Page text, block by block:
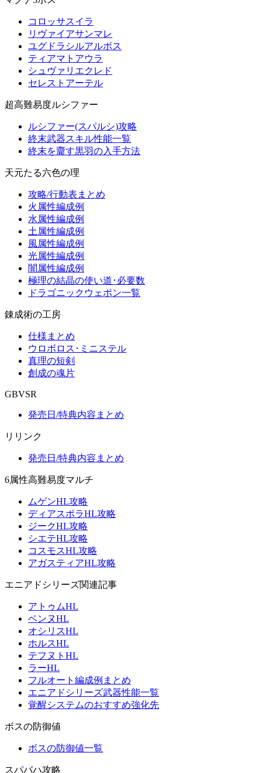
コロッサスイラ
リヴァイアサンマレ
ユグドラシルアルボス
ティアマトアウラ
シュヴァリエクレド
セレストアーテル
超高難易度ルシファー
ルシファー(スパルシ)攻略
終末武器スキル性能一覧
終末を齎す黒羽の入手方法
天元たる六色の理
攻略/行動表まとめ
火属性編成例
水属性編成例
土属性編成例
風属性編成例
光属性編成例
闇属性編成例
極理の結晶の使い道･必要数
ドラゴニックウェポン一覧
錬成術の工房
仕様まとめ
ウロボロス･ミニステル
真理の短剣
創成の魂片
GBVSR
発売日/特典内容まとめ
リリンク
発売日/特典内容まとめ
6属性高難易度マルチ
ムゲンHL攻略
ディアスポラHL攻略
ジークHL攻略
シエテHL攻略
コスモスHL攻略
アガスティアHL攻略
エニアドシリーズ関連記事
アトゥムHL
ベンヌHL
オシリスHL
ホルスHL
テフヌトHL
ラーHL
フルオート編成例まとめ
エニアドシリーズ武器性能一覧
覚醒システムのおすすめ強化先
ボスの防御値
ボスの防御値一覧
スパバハ攻略